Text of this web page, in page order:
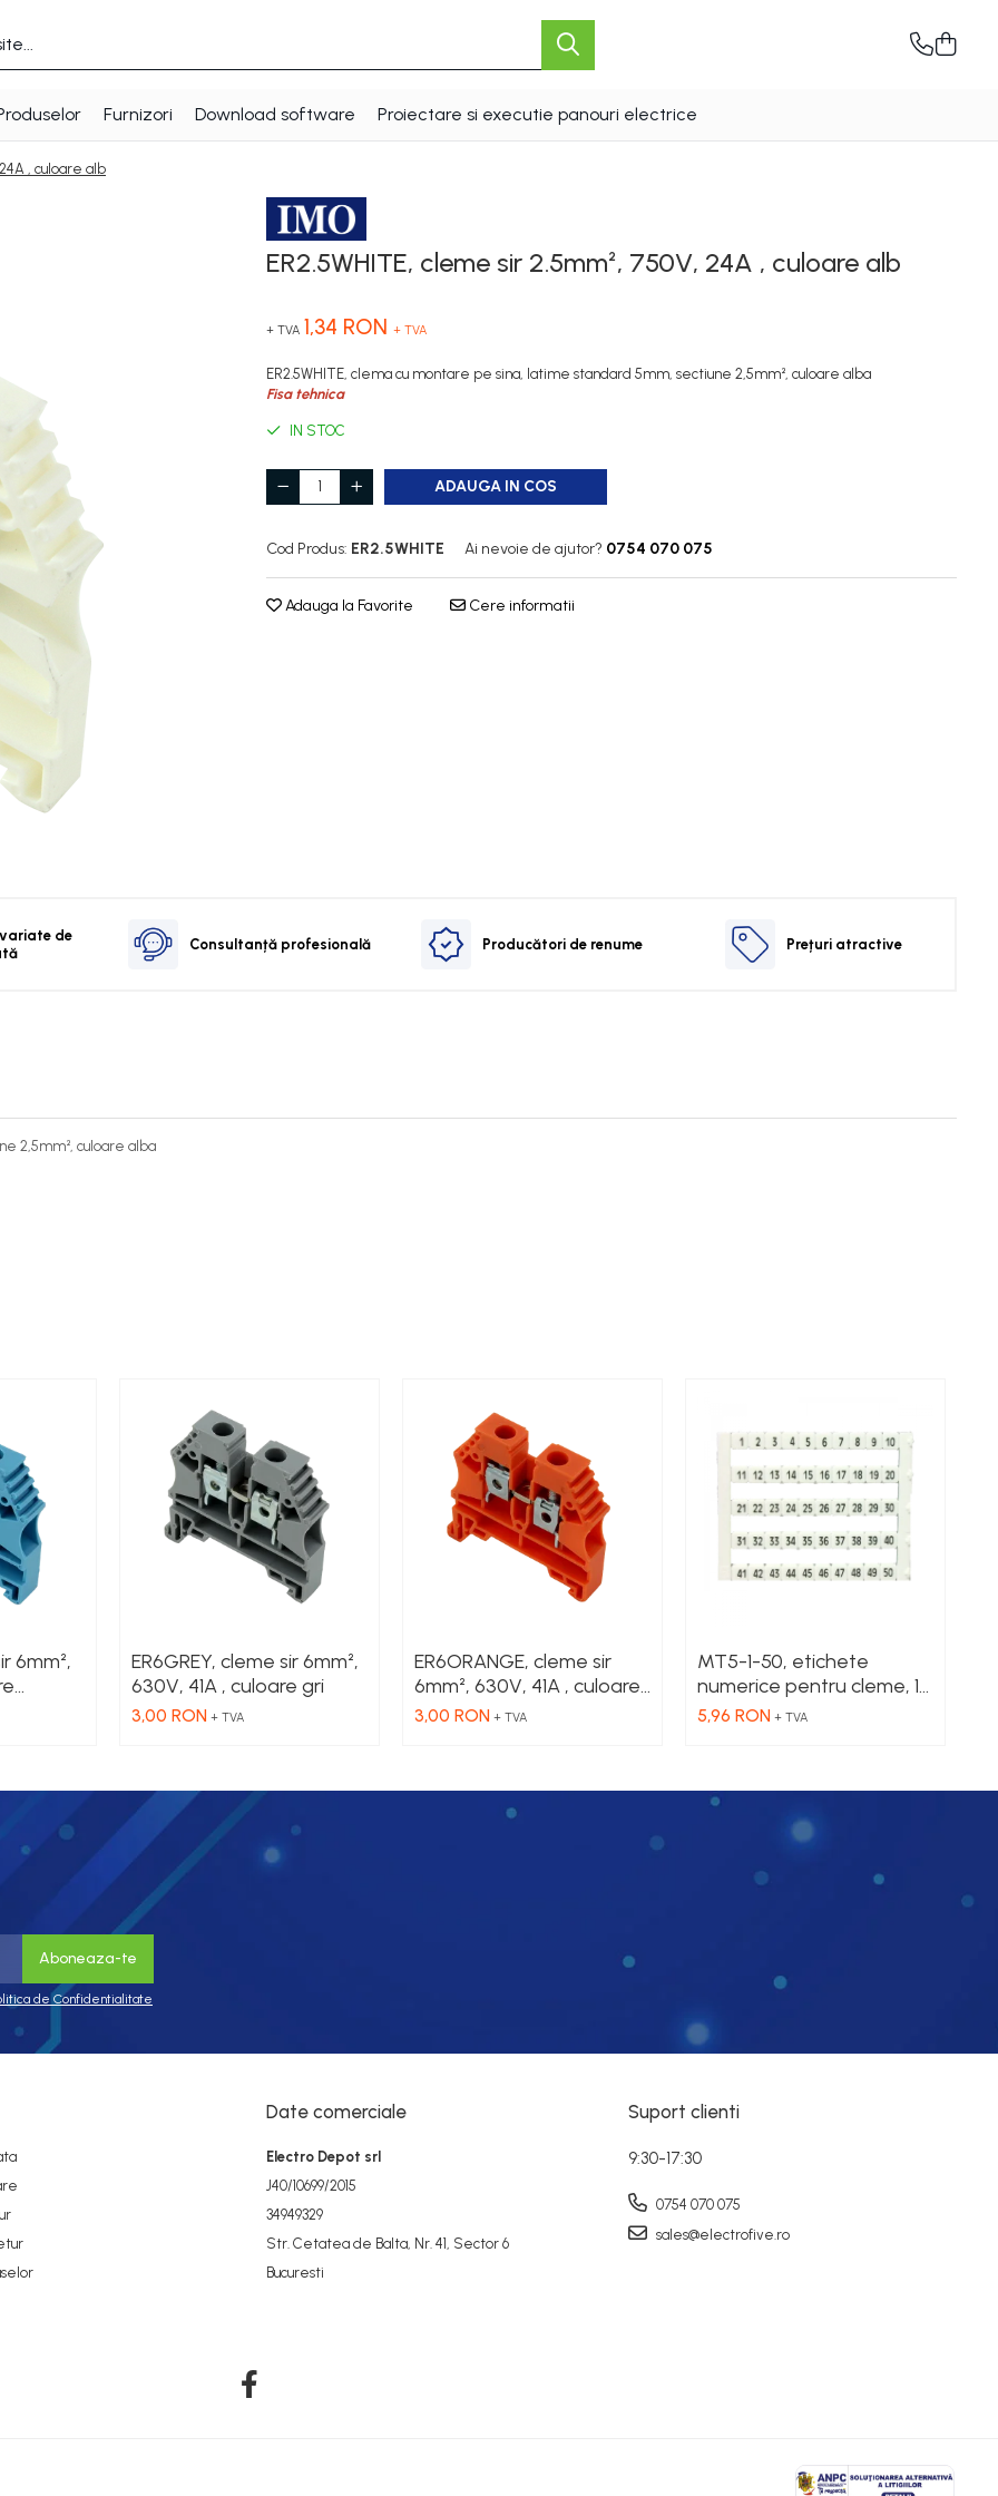
Furnizori Download software Proiectare si executie panouri electrice
, culoare alb
ER2.5WHITE, cleme sir 2.5mm², 750V, 24A , culoare alb
+ TVA 1,34 RON + TVA
ER2.5WHITE, clema cu montare pe sina, latime standard 5mm, sectiune 2,5mm², culoare alba
Fisa tehnica
IN STOC
ADAUGA IN COS
Cod Produs: ER2.5WHITE Ai nevoie de ajutor? 0754 070 075
Adauga la Favorite Cere informatii
de
Consultanță profesională Producători de renume Prețuri atractive
2,5mm², culoare alba
6mm²,
ER6GREY, cleme sir 6mm²,
630V, 41A , culoare gri
3,00 RON + TVA
ER6ORANGE, cleme sir
6mm², 630V, 41A , culoare
portocalie
3,00 RON + TVA
MT5-1-50, etichete
numerice pentru cleme, 1-
50, 10 buc in cutie
5,96 RON + TVA
de Confidentialitate
Date comerciale
Electro Depot srl
J40/10699/2015
34949329
Str. Cetatea de Balta, Nr. 41, Sector 6
Bucuresti
Suport clienti
9:30-17:30
0754 070 075
sales@electrofive.ro